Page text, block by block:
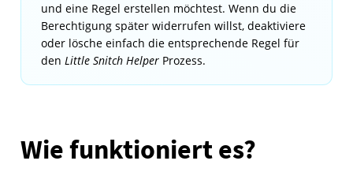
und eine Regel erstellen möchtest. Wenn du die
Berechtigung später widerrufen willst, deaktiviere
oder lösche einfach die entsprechende Regel für
denLittle Snitch Helper Prozess.
Wie funktioniert es?